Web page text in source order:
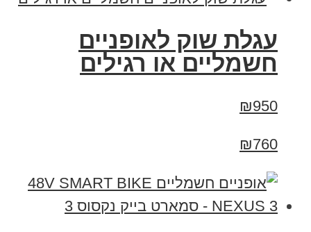
עגלת שוק לאופניים
חשמליים או רגילים
₪950
₪760